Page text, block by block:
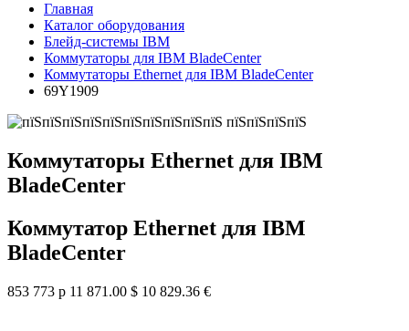
Главная
Каталог оборудования
Блейд-системы IBM
Коммутаторы для IBM BladeCenter
Коммутаторы Ethernet для IBM BladeCenter
69Y1909
Коммутаторы Ethernet для IBM
BladeCenter
Коммутатор Ethernet для IBM
BladeCenter
853 773 р 11 871.00 $ 10 829.36 €